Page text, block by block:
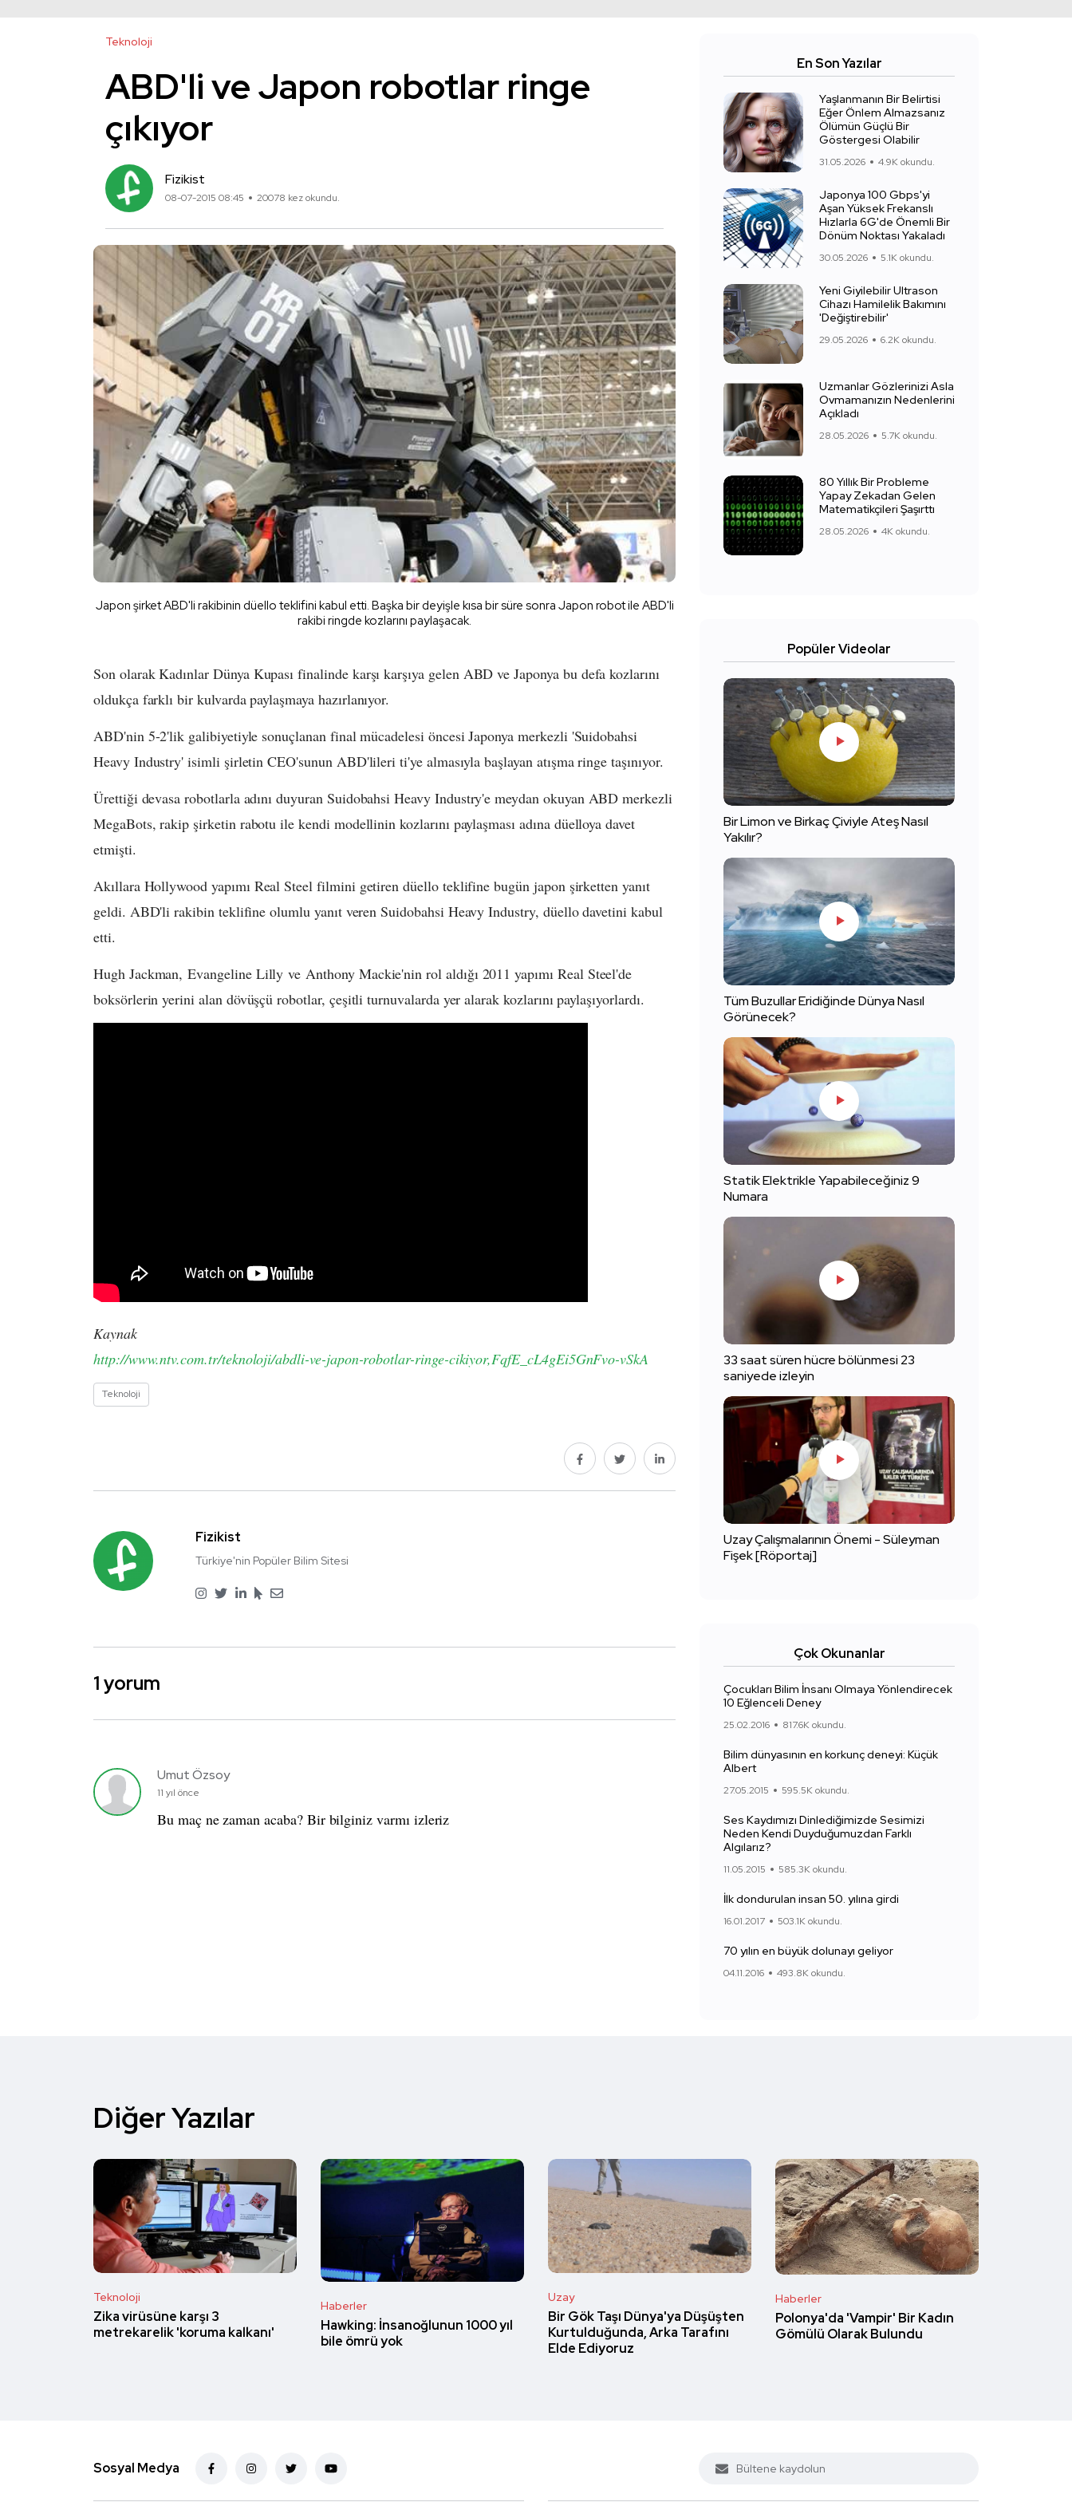
Teknoloji
ABD'li ve Japon robotlar ringe
çıkıyor
Fizikist
08-07-2015 08:45 20078 kez okundu.
Japon şirket ABD'li rakibinin düello teklifini kabul etti. Başka bir deyişle kısa bir süre sonra Japon robot ile ABD'li
rakibi ringde kozlarını paylaşacak.
Son olarak Kadınlar Dünya Kupası finalinde karşı karşıya gelen ABD ve Japonya bu defa kozlarını
oldukça farklı bir kulvarda paylaşmaya hazırlanıyor.
ABD'nin 5-2'lik galibiyetiyle sonuçlanan final mücadelesi öncesi Japonya merkezli 'Suidobahsi
Heavy Industry' isimli şirletin CEO'sunun ABD'lileri ti'ye almasıyla başlayan atışma ringe taşınıyor.
Ürettiği devasa robotlarla adını duyuran Suidobahsi Heavy Industry'e meydan okuyan ABD merkezli
MegaBots, rakip şirketin rabotu ile kendi modellinin kozlarını paylaşması adına düelloya davet
etmişti.
Akıllara Hollywood yapımı Real Steel filmini getiren düello teklifine bugün japon şirketten yanıt
geldi. ABD'li rakibin teklifine olumlu yanıt veren Suidobahsi Heavy Industry, düello davetini kabul
etti.
Hugh Jackman, Evangeline Lilly ve Anthony Mackie'nin rol aldığı 2011 yapımı Real Steel'de
boksörlerin yerini alan dövüşçü robotlar, çeşitli turnuvalarda yer alarak kozlarını paylaşıyorlardı.
Kaynak
http://www.ntv.com.tr/teknoloji/abdli-ve-japon-robotlar-ringe-cikiyor,FqfE_cL4gEi5GnFvo-vSkA
Teknoloji
Fizikist
Türkiye'nin Popüler Bilim Sitesi
1 yorum
Umut Özsoy
11 yıl önce
Bu maç ne zaman acaba? Bir bilginiz varmı izleriz
En Son Yazılar
Yaşlanmanın Bir Belirtisi
Eğer Önlem Almazsanız
Ölümün Güçlü Bir
Göstergesi Olabilir
31.05.2026 4.9K okundu.
Japonya 100 Gbps'yi
Aşan Yüksek Frekanslı
Hızlarla 6G'de Önemli Bir
Dönüm Noktası Yakaladı
30.05.2026 5.1K okundu.
Yeni Giyilebilir Ultrason
Cihazı Hamilelik Bakımını
'Değiştirebilir'
29.05.2026 6.2K okundu.
Uzmanlar Gözlerinizi Asla
Ovmamanızın Nedenlerini
Açıkladı
28.05.2026 5.7K okundu.
80 Yıllık Bir Probleme
Yapay Zekadan Gelen
Matematikçileri Şaşırttı
28.05.2026 4K okundu.
Popüler Videolar
Bir Limon ve Birkaç Çiviyle Ateş Nasıl
Yakılır?
Tüm Buzullar Eridiğinde Dünya Nasıl
Görünecek?
Statik Elektrikle Yapabileceğiniz 9
Numara
33 saat süren hücre bölünmesi 23
saniyede izleyin
Uzay Çalışmalarının Önemi - Süleyman
Fişek [Röportaj]
Çok Okunanlar
Çocukları Bilim İnsanı Olmaya Yönlendirecek
10 Eğlenceli Deney
25.02.2016 817.6K okundu.
Bilim dünyasının en korkunç deneyi: Küçük
Albert
27.05.2015 595.5K okundu.
Ses Kaydımızı Dinlediğimizde Sesimizi
Neden Kendi Duyduğumuzdan Farklı
Algılarız?
11.05.2015 585.3K okundu.
İlk dondurulan insan 50. yılına girdi
16.01.2017 503.1K okundu.
70 yılın en büyük dolunayı geliyor
04.11.2016 493.8K okundu.
Diğer Yazılar
Teknoloji
Zika virüsüne karşı 3
metrekarelik 'koruma kalkanı'
Haberler
Hawking: İnsanoğlunun 1000 yıl
bile ömrü yok
Uzay
Bir Gök Taşı Dünya'ya Düşüşten
Kurtulduğunda, Arka Tarafını
Elde Ediyoruz
Haberler
Polonya'da 'Vampir' Bir Kadın
Gömülü Olarak Bulundu
Sosyal Medya